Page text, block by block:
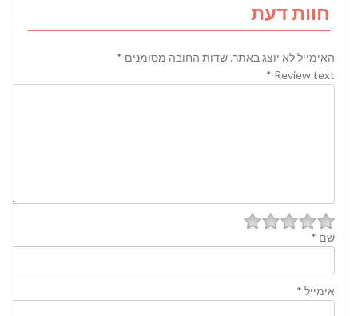
חוות דעת
האימייל לא יוצג באתר.שדות החובה מסומנים *
Review text
*
שם *
אימייל *